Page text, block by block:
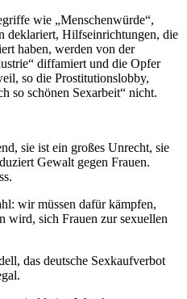
wie „Menschenwürde“,
deklariert, Hilfseinrichtungen, die
haben, werden von der
diffamiert und die Opfer
so die Prostitutionslobby,
so schönen Sexarbeit“ nicht.
sie ist ein großes Unrecht, sie
Gewalt gegen Frauen.
wir müssen dafür kämpfen,
wird, sich Frauen zur sexuellen
das deutsche Sexkaufverbot